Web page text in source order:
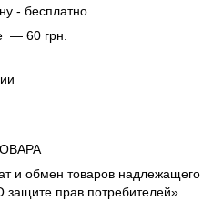
- бесплатно
— 60 грн.
и обмен товаров надлежащего
защите прав потребителей».